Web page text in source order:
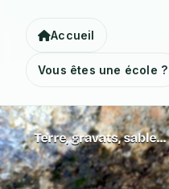
Accueil
Vous êtes une école ?